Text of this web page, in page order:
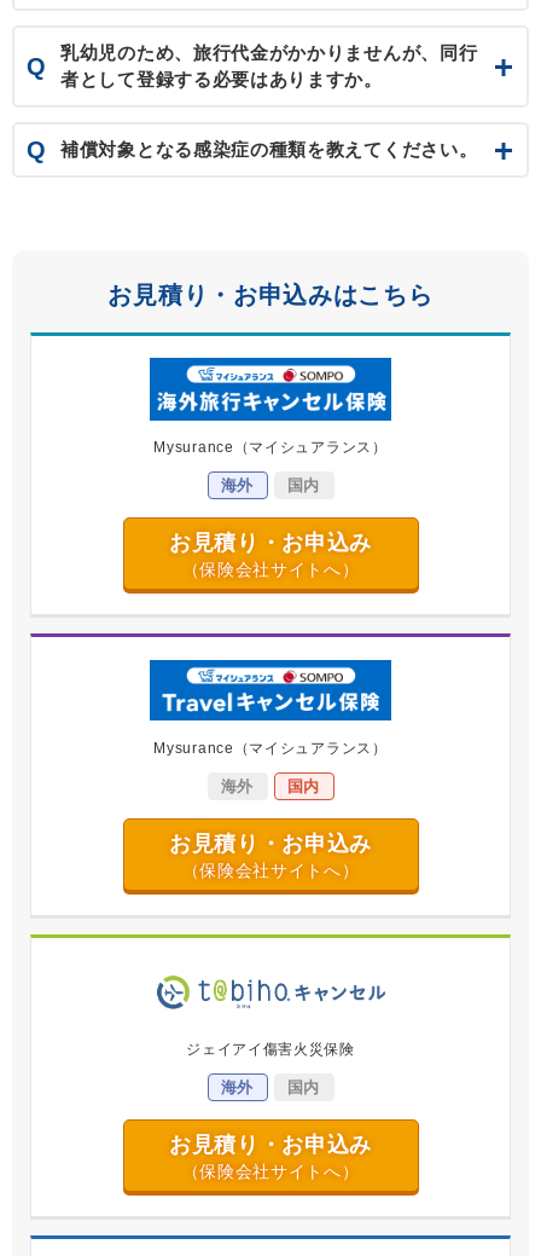
Q
乳幼児のため、旅行代金がかかりませんが、
同行
者として登録する必要はありますか。
Q 補償対象となる感染症の種類を教えてください。
お見積り・お申込みはこちら
Mysurance （マイシュアランス）
海外 国内
お見積り・お申込み
（保険会社サイトへ）
Mysurance （マイシュアランス）
海外 国内
お見積り・お申込み
（保険会社サイトへ）
ジェイアイ傷害火災保険
海外 国内
お見積り・お申込み
（保険会社サイトへ）